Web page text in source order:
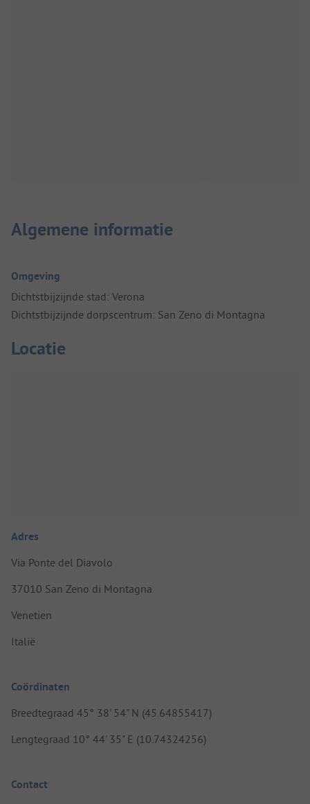
Algemene informatie
Omgeving
Dichtstbijzijnde stad: Verona
Dichtstbijzijnde dorpscentrum: San Zeno di Montagna
Locatie
Adres
Via Ponte del Diavolo
37010 San Zeno di Montagna
Venetien
Italië
Coördinaten
Breedtegraad 45° 38' 54" N (45.64855417)
Lengtegraad 10° 44' 35" E (10.74324256)
Contact